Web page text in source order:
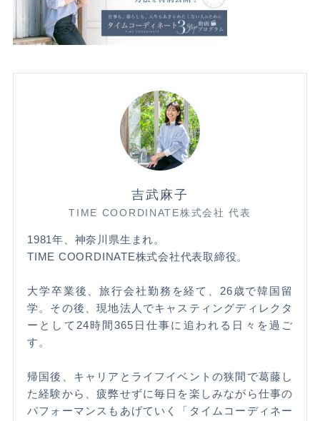
吉武麻子
TIME COORDINATE株式会社 代表
1981年、神奈川県生まれ。
TIME COORDINATE株式会社代表取締役。
大学卒業後、旅行会社勤務を経て、26歳で韓国留
学。その後、現地法人でキャスティングディレクタ
ーとして24時間365日仕事に追われる日々を過ご
す。
帰国後、キャリアとライフイベントの狭間で葛藤し
た経験から、疲弊せずに毎日を楽しみながら仕事の
パフォーマンスもあげていく「タイムコーディネー